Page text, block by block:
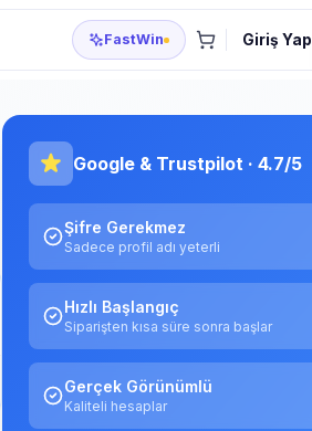
FastWin Giriş Yap
Google & Trustpilot · 4.7/5
Şifre Gerekmez
Sadece profil adı yeterli
Hızlı Başlangıç
Siparişten kısa süre sonra başlar
Gerçek Görünümlü
Kaliteli hesaplar